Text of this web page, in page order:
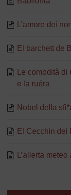
L’amore dei
El barchett de
Le comodità
e la ruéra
Nobel della
El Cecchin dei
L’allerta